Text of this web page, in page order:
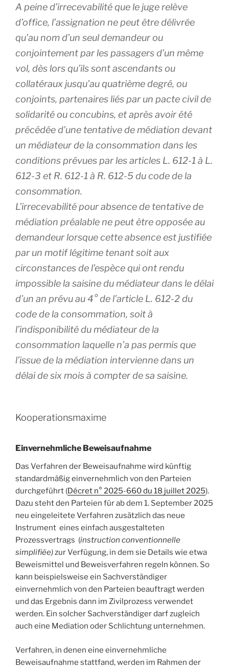
A peine d’irrecevabilité que le juge relève
d’office, l’assignation ne peut être délivrée
qu’au nom d’un seul demandeur ou
conjointement par les passagers d’un même
vol, dès lors qu’ils sont ascendants ou
collatéraux jusqu’au quatrième degré, ou
conjoints, partenaires liés par un pacte civil de
solidarité ou concubins, et après avoir été
précédée d’une tentative de médiation devant
un médiateur de la consommation dans les
conditions prévues par les articles L. 612-1 à L.
612-3 et R. 612-1 à R. 612-5 du code de la
consommation.
L’irrecevabilité pour absence de tentative de
médiation préalable ne peut être opposée au
demandeur lorsque cette absence est justifiée
par un motif légitime tenant soit aux
circonstances de l’espèce qui ont rendu
impossible la saisine du médiateur dans le délai
d’un an prévu au 4° de l’article L. 612-2 du
code de la consommation, soit à
l’indisponibilité du médiateur de la
consommation laquelle n’a pas permis que
l’issue de la médiation intervienne dans un
délai de six mois à compter de sa saisine.
Kooperationsmaxime
Einvernehmliche Beweisaufnahme
Das Verfahren der Beweisaufnahme wird künftig
standardmäßig einvernehmlich von den Parteien
durchgeführt (Décret n° 2025-660 du 18 juillet 2025).
Dazu steht den Parteien für ab dem 1. September 2025
neu eingeleitete Verfahren zusätzlich das neue
Instrument eines einfach ausgestalteten
Prozessvertrags (instruction conventionnelle
simplifiée)zur Verfügung, in dem sie Details wie etwa
Beweismittel und Beweisverfahren regeln können. So
kann beispielsweise ein Sachverständiger
einvernehmlich von den Parteien beauftragt werden
und das Ergebnis dann im Zivilprozess verwendet
werden. Ein solcher Sachverständiger darf zugleich
auch eine Mediation oder Schlichtung unternehmen.
Verfahren, in denen eine einvernehmliche
Beweisaufnahme stattfand, werden im Rahmen der